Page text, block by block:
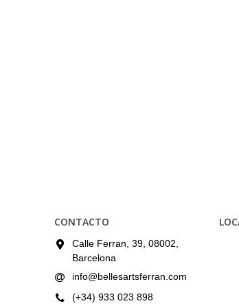
CONTACTO
Calle Ferran, 39, 08002,
Barcelona
info@bellesartsferran.com
(+34) 933 023 898